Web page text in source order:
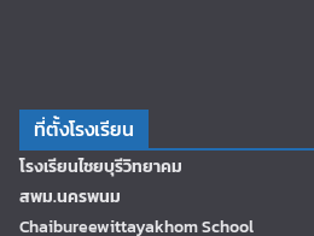
ที่ตั้งโรงเรียน
โรงเรียนไชยบุรีวิทยาคม
สพม.นครพนม
Chaibureewittayakhom School